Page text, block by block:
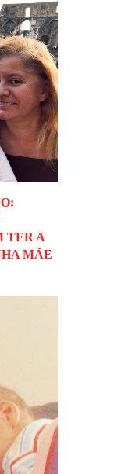
TER A
MÃE